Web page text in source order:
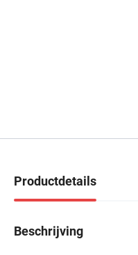
Productdetails
Beschrijving